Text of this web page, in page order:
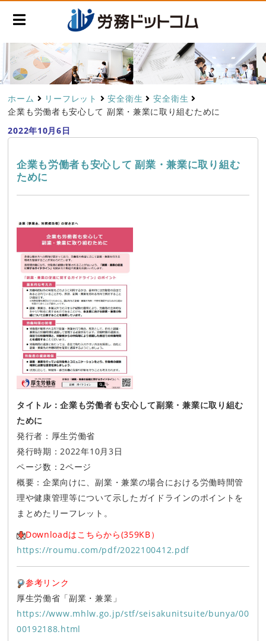
ホーム リーフレット 安全衛生
安全衛生
企業も労働者も安心して 副業・兼業に取り組むために
2022年10月6日
企業も労働者も安心して 副業・兼業に取り組む
ために
タイトル：企業も労働者も安心して副業・兼業に取り組む
ために
発行者：厚生労働省
発行時期：2022年10月3日
ページ数：2ページ
概要：企業向けに、副業・兼業の場合における労働時間管
理や健康管理等について示したガイドラインのポイントを
まとめたリーフレット。
Downloadはこちらから(359KB）
https://roumu.com/pdf/2022100412.pdf
参考リンク
厚生労働省「副業・兼業」
https://www.mhlw.go.jp/stf/seisakunitsuite/bunya/00
00192188.html